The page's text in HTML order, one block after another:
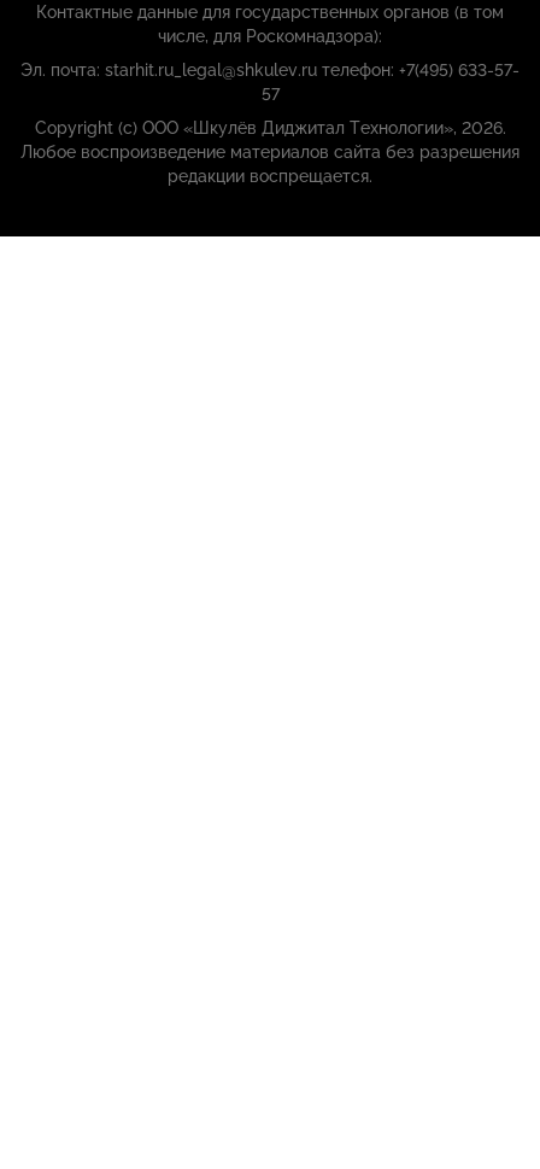
Контактные данные для государственных органов (в том
числе, для Роскомнадзора):
Эл. почта: starhit.ru_legal@shkulev.ru телефон: +7(495) 633-57-
57
Copyright (с) ООО «Шкулёв Диджитал Технологии», 2026.
Любое воспроизведение материалов сайта без разрешения
редакции воспрещается.